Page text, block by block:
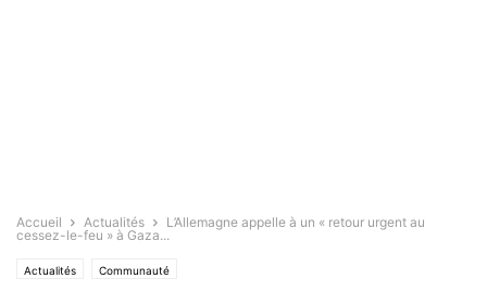
Accueil Actualités
L’Allemagne appelle à un « retour urgent au
cessez-le-feu » à Gaza...
Actualités Communauté